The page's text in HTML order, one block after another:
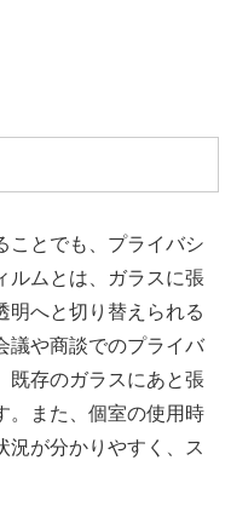
ことでも、プライバシ
ルムとは、ガラスに張
明へと切り替えられる
議や商談でのプライバ
既存のガラスにあと張
。また、個室の使用時
況が分かりやすく、ス